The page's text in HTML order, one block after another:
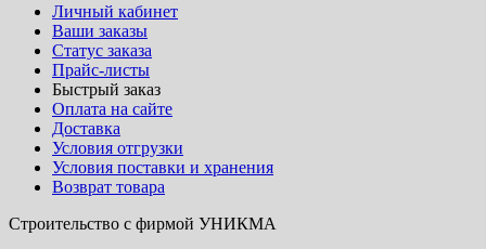
Личный кабинет
Ваши заказы
Статус заказа
Прайс-листы
Быстрый заказ
Оплата на сайте
Доставка
Условия отгрузки
Условия поставки и хранения
Возврат товара
Строительство с фирмой УНИКМА